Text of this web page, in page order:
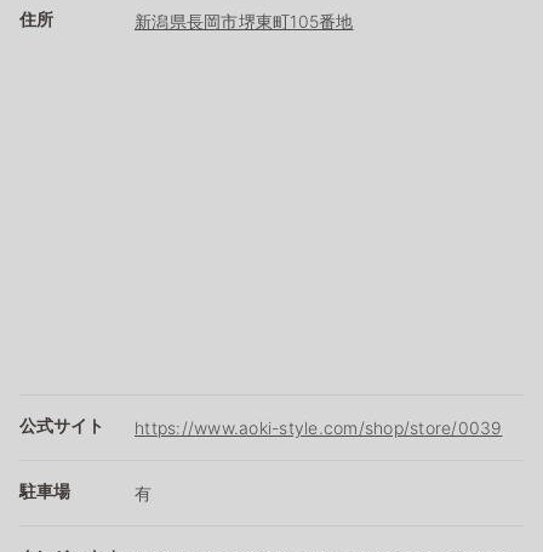
住所 新潟県長岡市堺東町105番地
公式サイト https://www.aoki-style.com/shop/store/0039
駐車場 有